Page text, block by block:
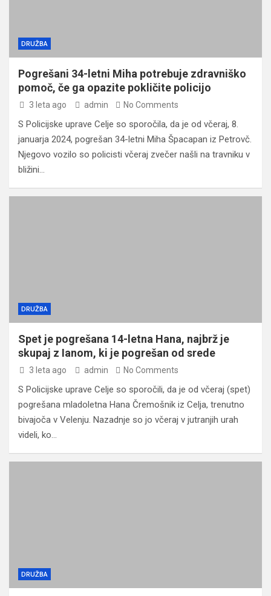
DRUŽBA
Pogrešani 34-letni Miha potrebuje zdravniško
pomoč, če ga opazite pokličite policijo
3 leta ago admin No Comments
S Policijske uprave Celje so sporočila, da je od včeraj, 8.
januarja 2024, pogrešan 34-letni Miha Špacapan iz Petrovč.
Njegovo vozilo so policisti včeraj zvečer našli na travniku v
bližini…
DRUŽBA
Spet je pogrešana 14-letna Hana, najbrž je
skupaj z Ianom, ki je pogrešan od srede
3 leta ago admin No Comments
S Policijske uprave Celje so sporočili, da je od včeraj (spet)
pogrešana mladoletna Hana Čremošnik iz Celja, trenutno
bivajoča v Velenju. Nazadnje so jo včeraj v jutranjih urah
videli, ko…
DRUŽBA